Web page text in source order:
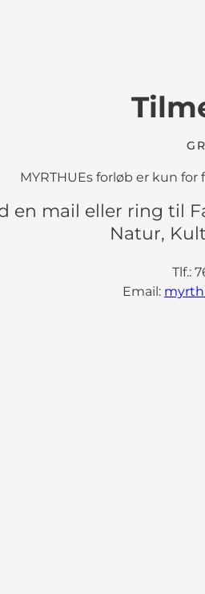
MYRTHUEs forløb er kun
en mail eller ring til
Natur,
Tlf.:
Email: